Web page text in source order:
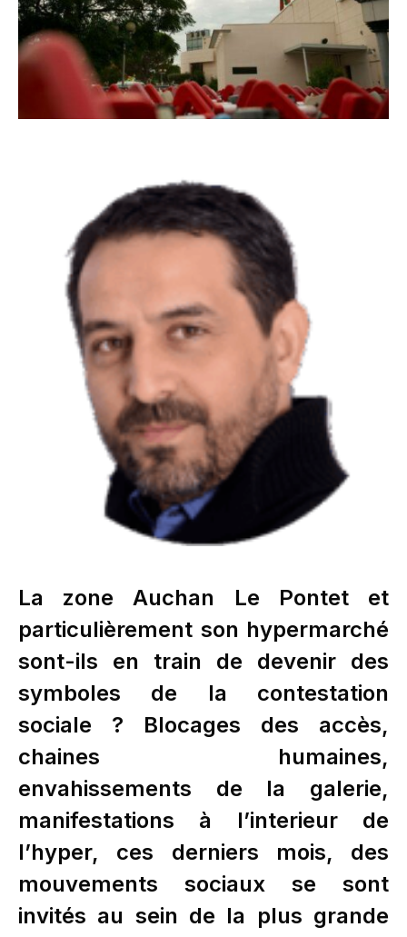
La zone Auchan Le Pontet et
particulièrement son hypermarché
sont-ils en train de devenir des
symboles de la contestation
sociale ? Blocages des accès,
chaines humaines,
envahissements de la galerie,
manifestations à l’interieur de
l’hyper, ces derniers mois, des
mouvements sociaux se sont
invités au sein de la plus grande